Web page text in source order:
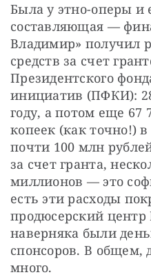
Была у этно-оперы и
составляющая —
Владимир» получил
средств за счет
Президентского
инициатив (ПФКИ):
году, а потом еще 67
копеек (как точно!)
почти 100 млн
за счет гранта,
миллионов — это
есть эти расходы
продюсерский
наверняка были
спонсоров. В общем,
много.